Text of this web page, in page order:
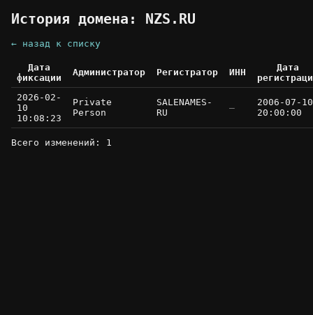
История домена: NZS.RU
← назад к списку
Дата
фиксации
Администратор Регистратор ИНН
Дата
2026-02-
10
10:08:23
Private
Person
SALENAMES-
RU
—
2006-07-10
20:00:00
Всего изменений: 1